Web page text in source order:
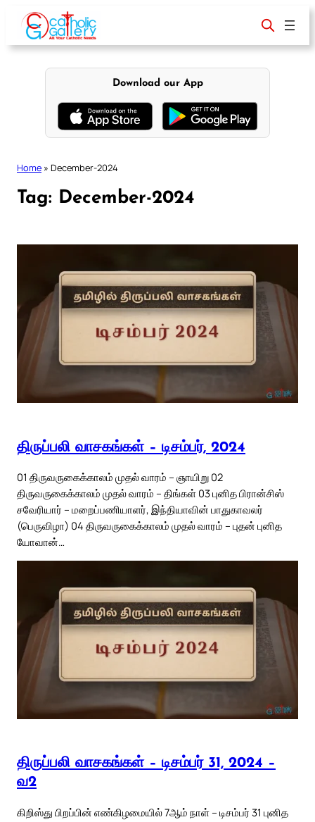
content
Download our App
Home » December-2024
Tag: December-2024
திருப்பலி வாசகங்கள் – டிசம்பர், 2024
01 திருவருகைக்காலம் முதல் வாரம் – ஞாயிறு 02
திருவருகைக்காலம் முதல் வாரம் – திங்கள் 03 புனித பிரான்சிஸ்
சவேரியார் – மறைப்பணியாளர், இந்தியாவின் பாதுகாவலர்
(பெருவிழா) 04 திருவருகைக்காலம் முதல் வாரம் – புதன் புனித
யோவான்…
திருப்பலி வாசகங்கள் – டிசம்பர் 31, 2024 –
வ2
கிறிஸ்து பிறப்பின் எண்கிழமையில் 7ஆம் நாள் – டிசம்பர் 31 புனித